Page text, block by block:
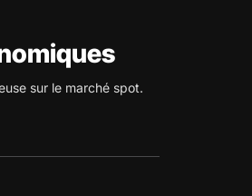
sur le marché spot.